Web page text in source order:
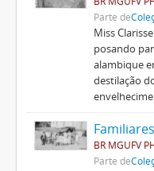
Parte de
Miss
posando
alambique
destilação
BR MGUFV
Parte de